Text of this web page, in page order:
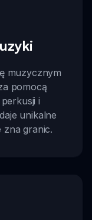
muzycznym
pomocą
i
unikalne
zna granic.